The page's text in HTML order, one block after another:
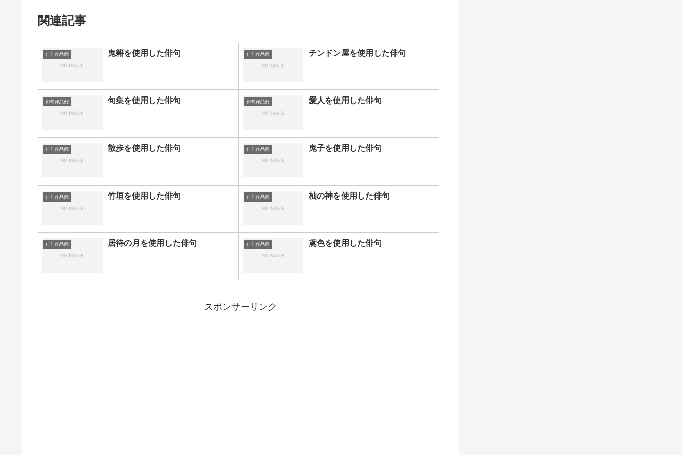
関連記事
俳句作品例 鬼籍を使用した俳句 俳句作品例 チンドン屋を使用した俳句
俳句作品例 句集を使用した俳句 俳句作品例 愛人を使用した俳句
俳句作品例 散歩を使用した俳句 俳句作品例 鬼子を使用した俳句
俳句作品例 竹垣を使用した俳句 俳句作品例 杣の神を使用した俳句
俳句作品例 居待の月を使用した俳句 俳句作品例 鳶色を使用した俳句
スポンサーリンク